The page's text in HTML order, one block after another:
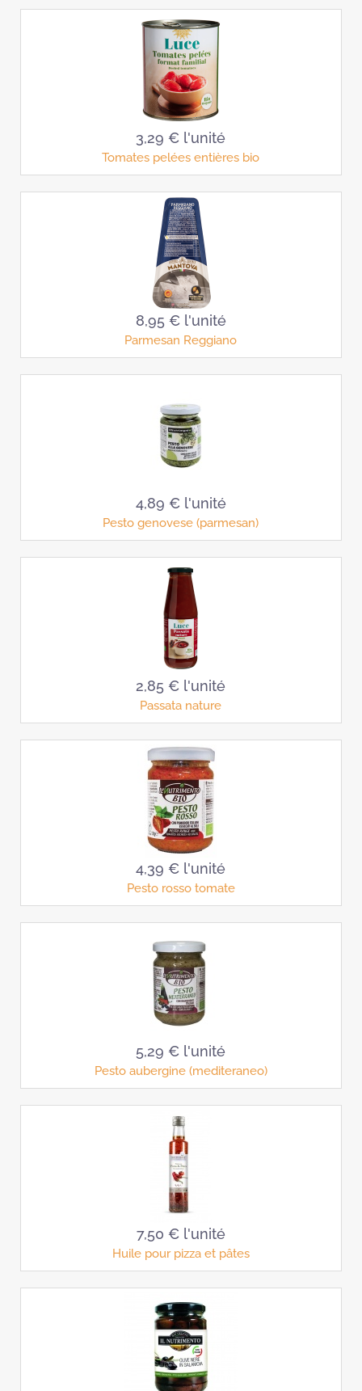
3,29 € l'unité
Tomates pelées entières bio
8,95 € l'unité
Parmesan Reggiano
4,89 € l'unité
Pesto genovese (parmesan)
2,85 € l'unité
Passata nature
4,39 € l'unité
Pesto rosso tomate
5,29 € l'unité
Pesto aubergine (mediteraneo)
7,50 € l'unité
Huile pour pizza et pâtes